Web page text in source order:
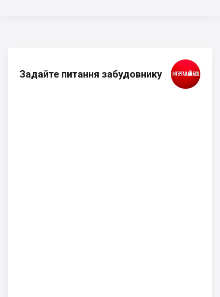
Задайте питання забудовнику